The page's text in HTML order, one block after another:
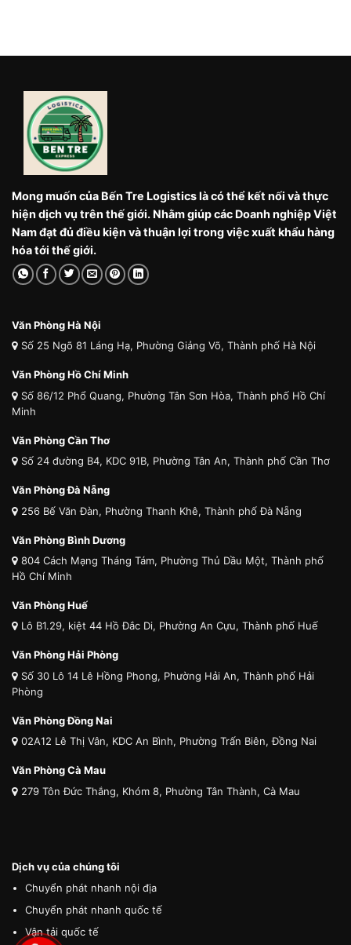
Mong muốn của Bến Tre Logistics là có thể kết nối và thực
hiện dịch vụ trên thế giới. Nhằm giúp các Doanh nghiệp Việt
Nam đạt đủ điều kiện và thuận lợi trong việc xuất khẩu hàng
hóa tới thế giới.
Văn Phòng Hà Nội
Số 25 Ngõ 81 Láng Hạ, Phường Giảng Võ, Thành phố Hà Nội
Văn Phòng Hồ Chí Minh
Số 86/12 Phổ Quang, Phường Tân Sơn Hòa, Thành phố Hồ Chí
Minh
Văn Phòng Cần Thơ
Số 24 đường B4, KDC 91B, Phường Tân An, Thành phố Cần Thơ
Văn Phòng Đà Nẵng
256 Bế Văn Đàn, Phường Thanh Khê, Thành phố Đà Nẵng
Văn Phòng Bình Dương
804 Cách Mạng Tháng Tám, Phường Thủ Dầu Một, Thành phố
Hồ Chí Minh
Văn Phòng Huế
Lô B1.29, kiệt 44 Hồ Đắc Di, Phường An Cựu, Thành phố Huế
Văn Phòng Hải Phòng
Số 30 Lô 14 Lê Hồng Phong, Phường Hải An, Thành phố Hải
Phòng
Văn Phòng Đồng Nai
02A12 Lê Thị Vân, KDC An Bình, Phường Trấn Biên, Đồng Nai
Văn Phòng Cà Mau
279 Tôn Đức Thắng, Khóm 8, Phường Tân Thành, Cà Mau
Dịch vụ của chúng tôi
Chuyển phát nhanh nội địa
Chuyển phát nhanh quốc tế
Vận tải quốc tế